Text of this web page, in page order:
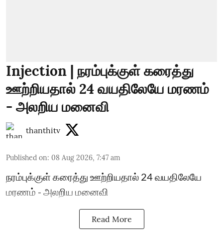
Injection | நரம்புக்குள் கரைத்து
ஊற்றியதால் 24 வயதிலேயே மரணம்
- அலறிய மனைவி
thanthitv
Published on: 08 Aug 2026, 7:47 am
நரம்புக்குள் கரைத்து ஊற்றியதால் 24 வயதிலேயே
மரணம் - அலறிய மனைவி
Read More